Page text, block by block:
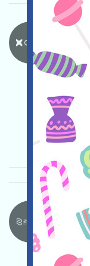
下進
关联:
2025/
重
活动
得OG